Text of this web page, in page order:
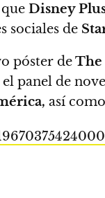
Disney
sociales de
póster deThe
panel de
así